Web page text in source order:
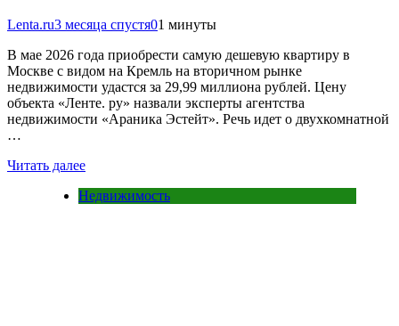
Lenta.ru3 месяца спустя01 минуты
В мае 2026 года приобрести самую дешевую квартиру в
Москве с видом на Кремль на вторичном рынке
недвижимости удастся за 29,99 миллиона рублей. Цену
объекта «Ленте. ру» назвали эксперты агентства
недвижимости «Араника Эстейт». Речь идет о двухкомнатной
…
Читать далее
Недвижимость